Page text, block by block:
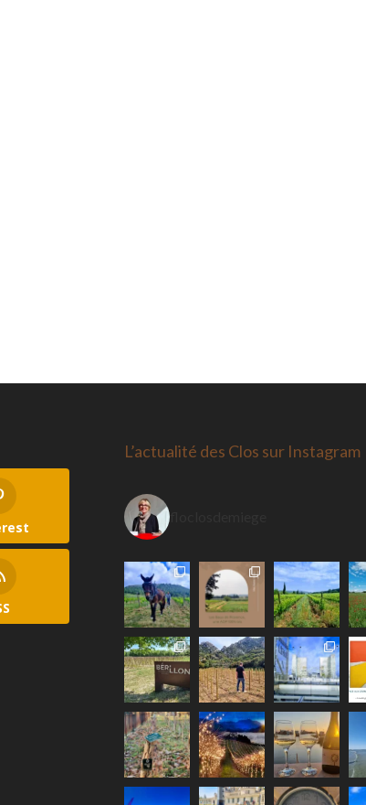
L’actualité des Clos sur Instagram
floclosdemiege